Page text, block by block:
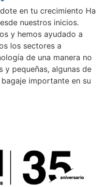
en tu crecimiento Ha
nuestros inicios.
y hemos ayudado a
los sectores a
de una manera no
y pequeñas, algunas de
importante en su